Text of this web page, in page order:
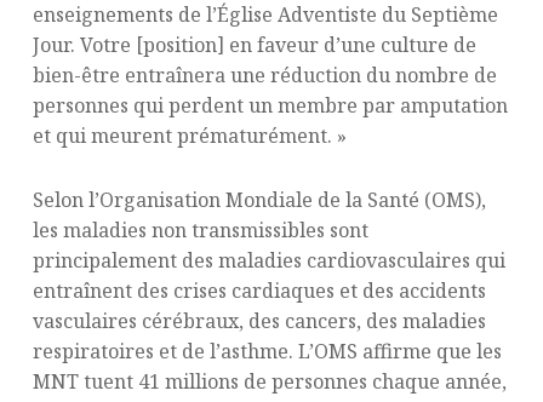
enseignements de l’Église Adventiste du Septième
Jour. Votre [position] en faveur d’une culture de
bien-être entraînera une réduction du nombre de
personnes qui perdent un membre par amputation
et qui meurent prématurément. »
Selon l’Organisation Mondiale de la Santé (OMS),
les maladies non transmissibles sont
principalement des maladies cardiovasculaires qui
entraînent des crises cardiaques et des accidents
vasculaires cérébraux, des cancers, des maladies
respiratoires et de l’asthme. L’OMS affirme que les
MNT tuent 41 millions de personnes chaque année,